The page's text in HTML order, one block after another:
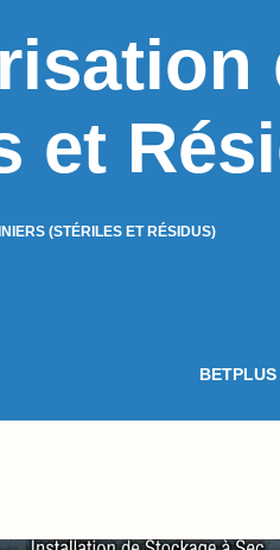
et
(STÉRILES ET RÉSIDUS)